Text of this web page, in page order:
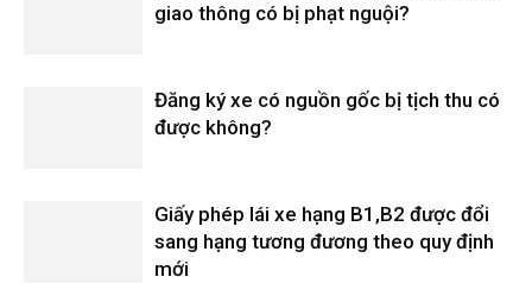
giao thông có bị phạt nguội?
Đăng ký xe có nguồn gốc bị tịch thu có
được không?
Giấy phép lái xe hạng B1,B2 được đổi
sang hạng tương đương theo quy định
mới